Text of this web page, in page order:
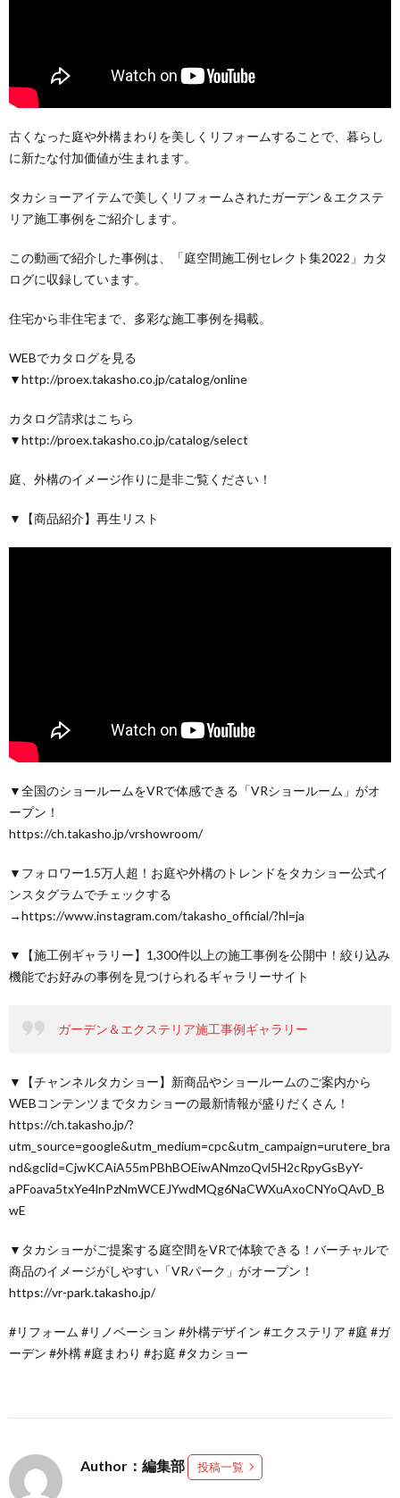
古くなった庭や外構まわりを美しくリフォームすることで、暮らし
に新たな付加価値が生まれます。
タカショーアイテムで美しくリフォームされたガーデン＆エクステ
リア施工事例をご紹介します。
この動画で紹介した事例は、「庭空間施工例セレクト集2022」カタ
ログに収録しています。
住宅から非住宅まで、多彩な施工事例を掲載。
WEBでカタログを見る
▼http://proex.takasho.co.jp/catalog/online
カタログ請求はこちら
▼http://proex.takasho.co.jp/catalog/select
庭、外構のイメージ作りに是非ご覧ください！
▼【商品紹介】再生リスト
▼全国のショールームをVRで体感できる「VRショールーム」がオ
ープン！
https://ch.takasho.jp/vrshowroom/
▼フォロワー1.5万人超！お庭や外構のトレンドをタカショー公式イ
ンスタグラムでチェックする
→https://www.instagram.com/takasho_official/?hl=ja
▼【施工例ギャラリー】1,300件以上の施工事例を公開中！絞り込み
機能でお好みの事例を見つけられるギャラリーサイト
ガーデン＆エクステリア施工事例ギャラリー
▼【チャンネルタカショー】新商品やショールームのご案内から
WEBコンテンツまでタカショーの最新情報が盛りだくさん！
https://ch.takasho.jp/?
utm_source=google&utm_medium=cpc&utm_campaign=urutere_bra
nd&gclid=CjwKCAiA55mPBhBOEiwANmzoQvl5H2cRpyGsByY-
aPFoava5txYe4lnPzNmWCEJYwdMQg6NaCWXuAxoCNYoQAvD_B
wE
▼タカショーがご提案する庭空間をVRで体験できる！バーチャルで
商品のイメージがしやすい「VRパーク」がオープン！
https://vr-park.takasho.jp/
#リフォーム #リノベーション #外構デザイン #エクステリア #庭 #ガ
ーデン #外構 #庭まわり #お庭 #タカショー
Author：編集部 投稿一覧